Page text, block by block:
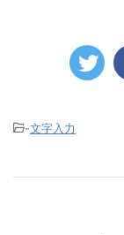
-文字入力